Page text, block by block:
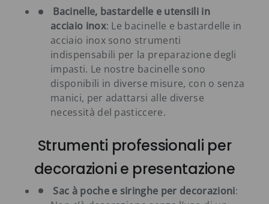
Bacinelle, bastardelle e utensili in
acciaio inox: Le bacinelle e bastardelle in
acciaio inox sono strumenti
indispensabili per la preparazione degli
impasti. Le nostre bacinelle sono
disponibili in diverse misure, con o senza
manici, per adattarsi alle diverse
necessità del pasticcere.
Strumenti professionali per
decorazioni e presentazione
Sac à poche e siringhe per decorazioni: